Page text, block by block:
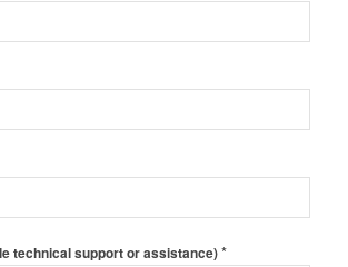
technical support or assistance)*